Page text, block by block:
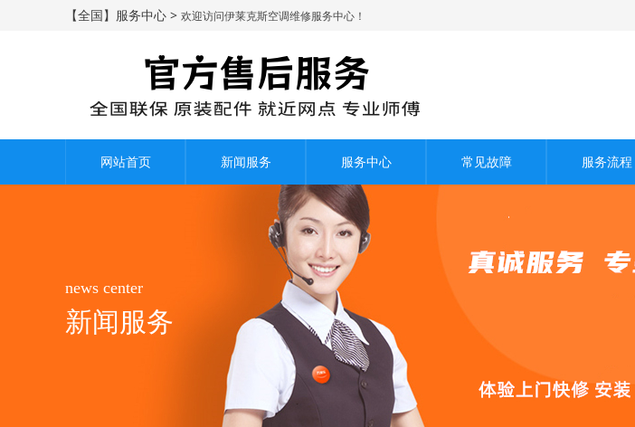
【全国】服务中心 > 欢迎访问伊莱克斯空调维修服务中心！
网站首页 新闻服务 服务中心 常见故障 服务流程
news center
新闻服务